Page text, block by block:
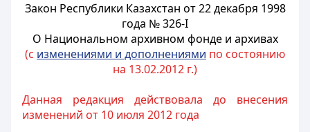
Закон Республики Казахстан от 22 декабря 1998
года № 326-I
О Национальном архивном фонде и архивах
(с изменениями и дополнениями по состоянию
на 13.02.2012 г.)
Данная редакция действовала до внесения
изменений от 10 июля 2012 года